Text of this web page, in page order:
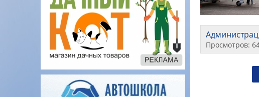
Просмотров: